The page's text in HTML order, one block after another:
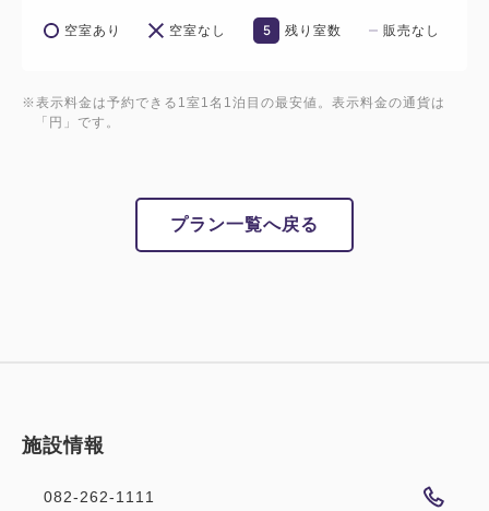
空室あり 空室なし 5 残り室数 販売なし
※表示料金は予約できる1室1名1泊目の最安値。表示料金の通貨は
「円」です。
プラン一覧へ戻る
施設情報
082-262-1111